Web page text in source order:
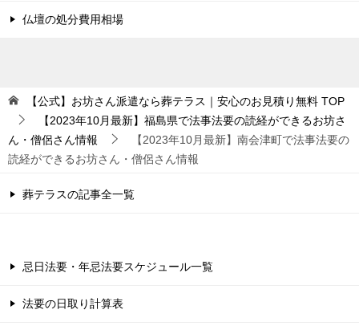
仏壇の処分費用相場
【公式】お坊さん派遣なら葬テラス｜安心のお見積り無料 TOP
【2023年10月最新】福島県で法事法要の読経ができるお坊さ
ん・僧侶さん情報
【2023年10月最新】南会津町で法事法要の
読経ができるお坊さん・僧侶さん情報
葬テラスの記事全一覧
忌日法要・年忌法要スケジュール一覧
法要の日取り計算表